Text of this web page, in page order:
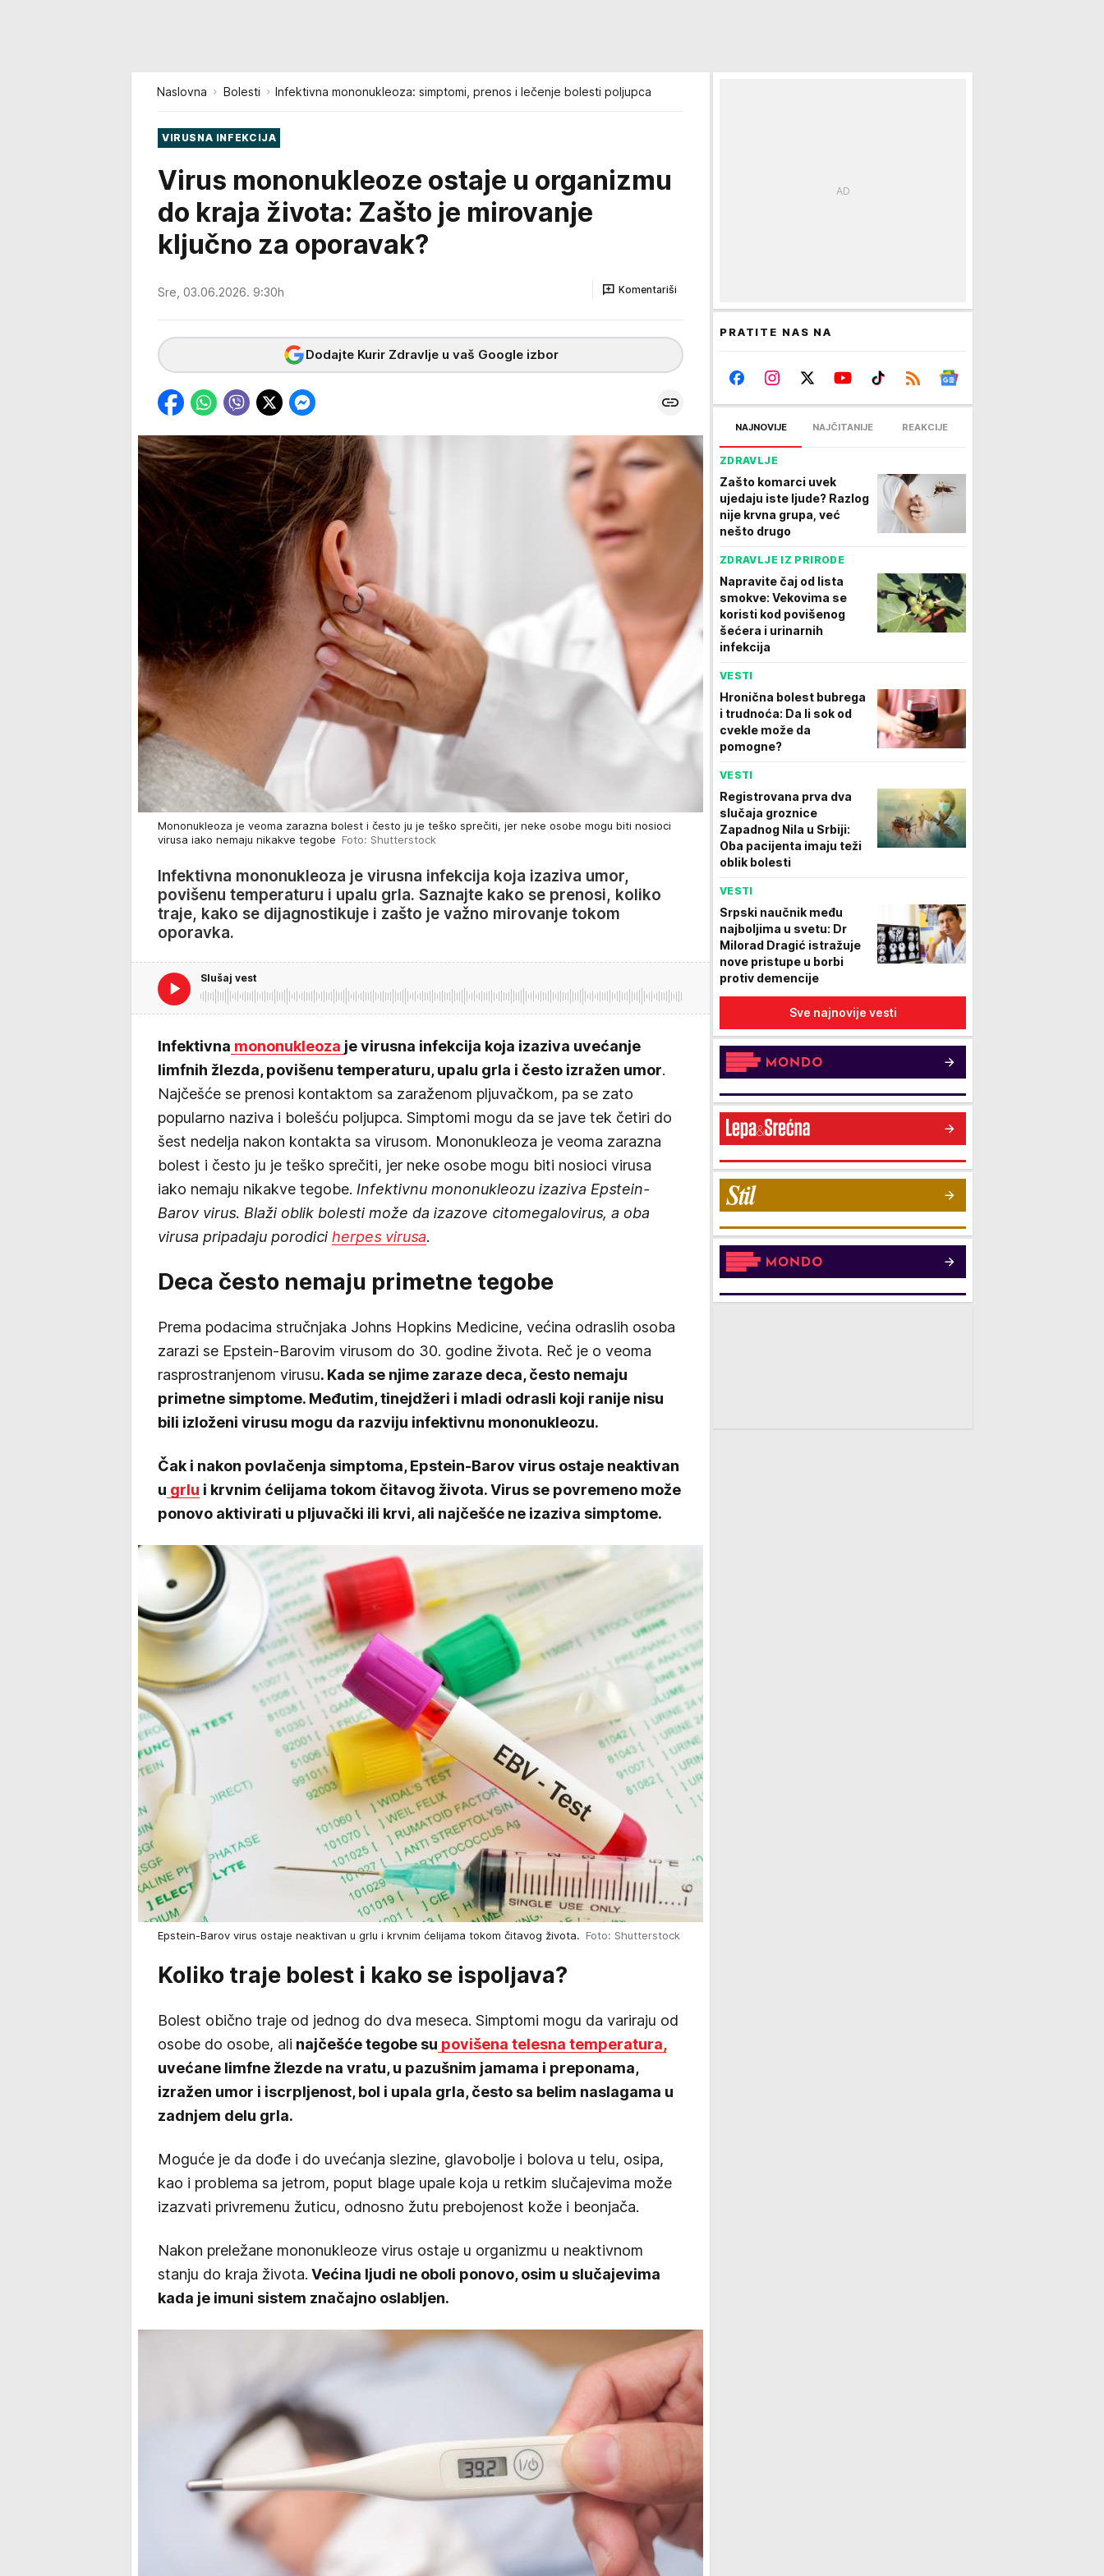
Naslovna Bolesti Infektivna mononukleoza: simptomi, prenos i lečenje bolesti poljupca
VIRUSNA INFEKCIJA
Virus mononukleoze ostaje u organizmu
do kraja života: Zašto je mirovanje
ključno za oporavak?
Sre, 03.06.2026. 9:30h Komentariši
Dodajte Kurir Zdravlje u vaš Google izbor
Mononukleoza je veoma zarazna bolest i često ju je teško sprečiti, jer neke osobe mogu biti nosioci
virusa iako nemaju nikakve tegobe Foto: Shutterstock
Infektivna mononukleoza je virusna infekcija koja izaziva umor,
povišenu temperaturu i upalu grla. Saznajte kako se prenosi, koliko
traje, kako se dijagnostikuje i zašto je važno mirovanje tokom
oporavka.
Slušaj vest
Infektivna mononukleoza je virusna infekcija koja izaziva uvećanje
limfnih žlezda, povišenu temperaturu, upalu grla i često izražen umor.
Najčešće se prenosi kontaktom sa zaraženom pljuvačkom, pa se zato
popularno naziva i bolešću poljupca. Simptomi mogu da se jave tek četiri do
šest nedelja nakon kontakta sa virusom. Mononukleoza je veoma zarazna
bolest i često ju je teško sprečiti, jer neke osobe mogu biti nosioci virusa
iako nemaju nikakve tegobe. Infektivnu mononukleozu izaziva Epstein-
Barov virus. Blaži oblik bolesti može da izazove citomegalovirus, a oba
virusa pripadaju porodici herpes virusa.
Deca često nemaju primetne tegobe
Prema podacima stručnjaka Johns Hopkins Medicine, većina odraslih osoba
zarazi se Epstein-Barovim virusom do 30. godine života. Reč je o veoma
rasprostranjenom virusu. Kada se njime zaraze deca, često nemaju
primetne simptome. Međutim, tinejdžeri i mladi odrasli koji ranije nisu
bili izloženi virusu mogu da razviju infektivnu mononukleozu.
Čak i nakon povlačenja simptoma, Epstein-Barov virus ostaje neaktivan
u grlu i krvnim ćelijama tokom čitavog života. Virus se povremeno može
ponovo aktivirati u pljuvački ili krvi, ali najčešće ne izaziva simptome.
Epstein-Barov virus ostaje neaktivan u grlu i krvnim ćelijama tokom čitavog života. Foto: Shutterstock
Koliko traje bolest i kako se ispoljava?
Bolest obično traje od jednog do dva meseca. Simptomi mogu da variraju od
osobe do osobe, ali najčešće tegobe su povišena telesna temperatura,
uvećane limfne žlezde na vratu, u pazušnim jamama i preponama,
izražen umor i iscrpljenost, bol i upala grla, često sa belim naslagama u
zadnjem delu grla.
Moguće je da dođe i do uvećanja slezine, glavobolje i bolova u telu, osipa,
kao i problema sa jetrom, poput blage upale koja u retkim slučajevima može
izazvati privremenu žuticu, odnosno žutu prebojenost kože i beonjača.
Nakon preležane mononukleoze virus ostaje u organizmu u neaktivnom
stanju do kraja života. Većina ljudi ne oboli ponovo, osim u slučajevima
kada je imuni sistem značajno oslabljen.
PRATITE NAS NA
NAJNOVIJE NAJČITANIJE REAKCIJE
ZDRAVLJE
Zašto komarci uvek
ujedaju iste ljude? Razlog
nije krvna grupa, već
nešto drugo
ZDRAVLJE IZ PRIRODE
Napravite čaj od lista
smokve: Vekovima se
koristi kod povišenog
šećera i urinarnih
infekcija
VESTI
Hronična bolest bubrega
i trudnoća: Da li sok od
cvekle može da
pomogne?
VESTI
Registrovana prva dva
slučaja groznice
Zapadnog Nila u Srbiji:
Oba pacijenta imaju teži
oblik bolesti
VESTI
Srpski naučnik među
najboljima u svetu: Dr
Milorad Dragić istražuje
nove pristupe u borbi
protiv demencije
Sve najnovije vesti